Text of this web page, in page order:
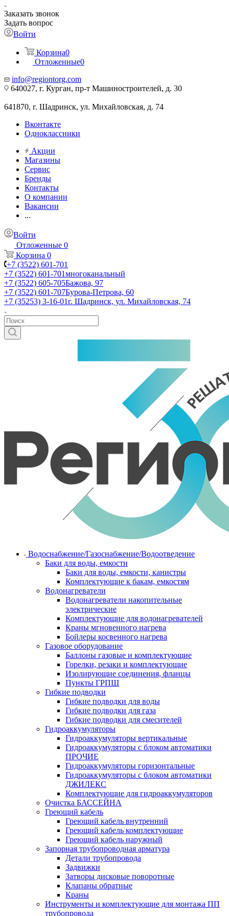
Заказать звонок
Задать вопрос
Войти
Корзина0
Отложенные0
info@regiontorg.com
640027, г. Курган, пр-т Машиностроителей, д. 30
641870, г. Шадринск, ул. Михайловская, д. 74
Вконтакте
Одноклассники
Акции
Магазины
Сервис
Бренды
Контакты
О компании
Вакансии
...
Войти
Отложенные 0
Корзина 0
+7 (3522) 601-701
+7 (3522) 601-701многоканальный
+7 (3522) 605-705Бажова, 97
+7 (3522) 601-707Бурова-Петрова, 60
+7 (35253) 3-16-01г. Шадринск, ул. Михайловская, 74
Водоснабжение/Газоснабжение/Водоотведение
Баки для воды, емкости
Баки для воды, емкости, канистры
Комплектующие к бакам, емкостям
Водонагреватели
Водонагреватели накопительные
электрические
Комплектующие для водонагревателей
Краны мгновенного нагрева
Бойлеры косвенного нагрева
Газовое оборудование
Баллоны газовые и комплектующие
Горелки, резаки и комплектующие
Изолирующие соединения, фланцы
Пункты ГРПШ
Гибкие подводки
Гибкие подводки для воды
Гибкие подводки для газа
Гибкие подводки для смесителей
Гидроаккумуляторы
Гидроаккумуляторы вертикальные
Гидроаккумуляторы с блоком автоматики
ПРОЧИЕ
Гидроаккумуляторы горизонтальные
Гидроаккумуляторы с блоком автоматики
ДЖИЛЕКС
Комплектующие для гидроаккумуляторов
Очистка БАССЕЙНА
Греющий кабель
Греющий кабель внутренний
Греющий кабель комплектующие
Греющий кабель наружный
Запорная трубопроводная арматура
Детали трубопровода
Задвижки
Затворы дисковые поворотные
Клапаны обратные
Краны
Инструменты и комплектующие для монтажа ПП
трубопровода